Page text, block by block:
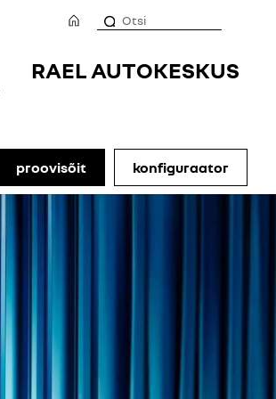
RAEL AUTOKESKUS
proovisõit konfiguraator